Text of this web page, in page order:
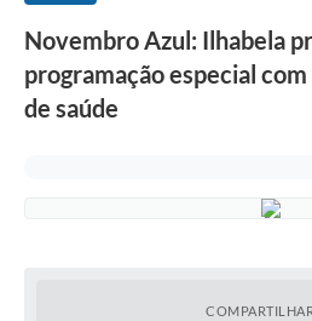
Novembro Azul: Ilhabela
programação especial
de saúde
COMPARTILHAR